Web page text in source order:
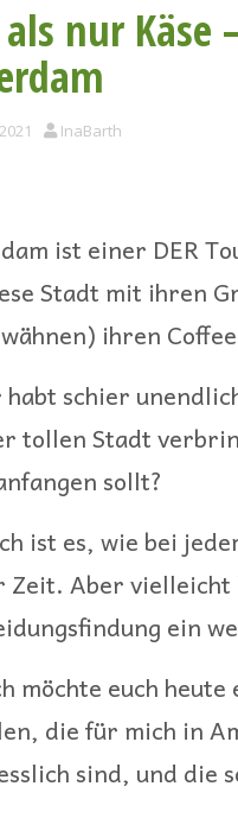
nur Käse
InaBarth
ist einer DER
Stadt mit ihren
ihren
habt schier
tollen Stadt
sollt?
ist es, wie bei
Zeit. Aber vielleicht
ein
möchte euch
die für mich in
sind, und die